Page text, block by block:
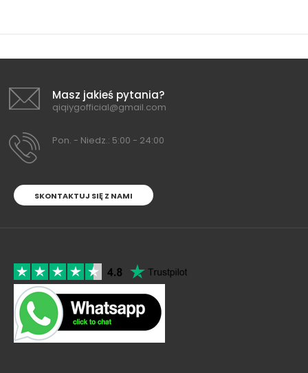
Masz jakieś pytania?
qiqiygofficial@gmail.com
Pon. - Niedz.: 5:00 - 24:00
SKONTAKTUJ SIĘ Z NAMI